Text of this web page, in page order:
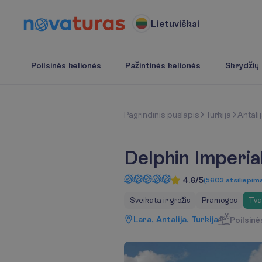
Lietuviškai
Poilsinės kelionės Pažintinės kelionės Skrydžių
Pagrindinis puslapis Turkija
Delphin
4.6/5(5603
Sveikata ir grožis Pramogos
Lara, Antalija, Turkija